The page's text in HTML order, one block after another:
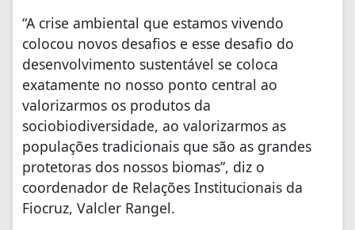
“A crise ambiental que estamos vivendo
colocou novos desafios e esse desafio do
desenvolvimento sustentável se coloca
exatamente no nosso ponto central ao
valorizarmos os produtos da
sociobiodiversidade, ao valorizarmos as
populações tradicionais que são as grandes
protetoras dos nossos biomas”, diz o
coordenador de Relações Institucionais da
Fiocruz, Valcler Rangel.